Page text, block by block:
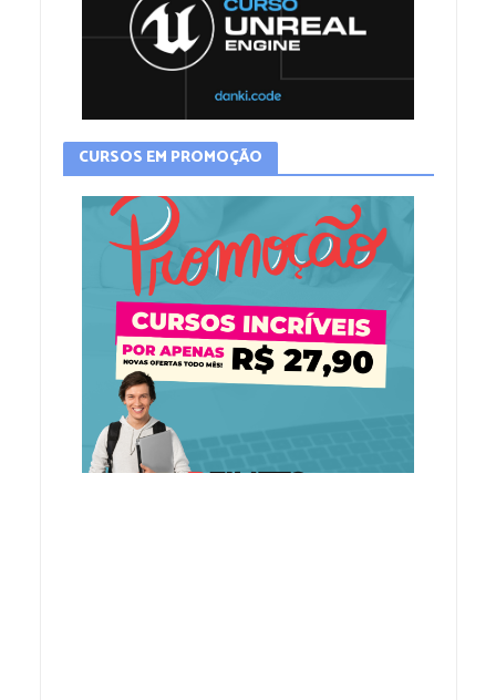
CURSOS EM PROMOÇÃO